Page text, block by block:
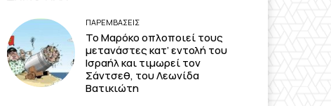
ΠΑΡΕΜΒΑΣΕΙΣ
Το Μαρόκο οπλοποιεί τους
μετανάστες κατ’ εντολή του
Ισραήλ και τιμωρεί τον
Σάντσεθ, του Λεωνίδα
Βατικιώτη